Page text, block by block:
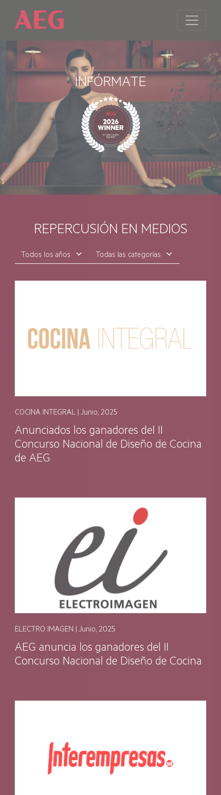
INFÓRMATE
REPERCUSIÓN EN MEDIOS
COCINA INTEGRAL | Junio, 2025
Anunciados los ganadores del II
Concurso Nacional de Diseño de Cocina
de AEG
ELECTRO IMAGEN | Junio, 2025
AEG anuncia los ganadores del II
Concurso Nacional de Diseño de Cocina